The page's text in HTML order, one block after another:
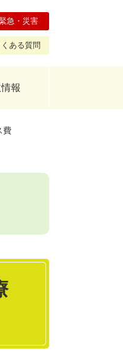
急・災害
くある質問
報
費